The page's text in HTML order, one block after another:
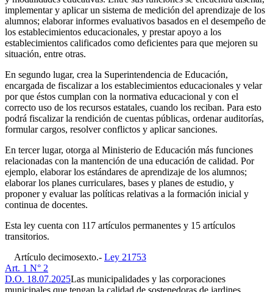
implementar y aplicar un sistema de medición del aprendizaje de los
alumnos; elaborar informes evaluativos basados en el desempeño de
los establecimientos educacionales, y prestar apoyo a los
establecimientos calificados como deficientes para que mejoren su
situación, entre otras.
En segundo lugar, crea la Superintendencia de Educación,
encargada de fiscalizar a los establecimientos educacionales y velar
por que éstos cumplan con la normativa educacional y con el
correcto uso de los recursos estatales, cuando los reciban. Para esto
podrá fiscalizar la rendición de cuentas públicas, ordenar auditorías,
formular cargos, resolver conflictos y aplicar sanciones.
En tercer lugar, otorga al Ministerio de Educación más funciones
relacionadas con la mantención de una educación de calidad. Por
ejemplo, elaborar los estándares de aprendizaje de los alumnos;
elaborar los planes curriculares, bases y planes de estudio, y
proponer y evaluar las políticas relativas a la formación inicial y
continua de docentes.
Esta ley cuenta con 117 artículos permanentes y 15 artículos
transitorios.
Artículo decimosexto.- Ley 21753
Art. 1 N° 2
D.O. 18.07.2025Las municipalidades y las corporaciones
municipales que tengan la calidad de sostenedoras de jardines